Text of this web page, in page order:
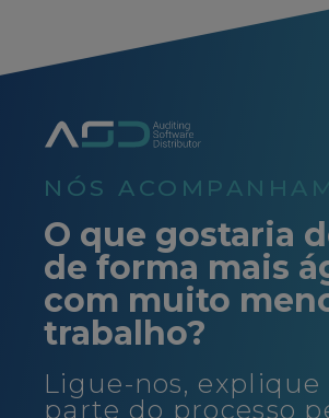
NÓS
O que gostaria
de forma mais
com muito
trabalho?